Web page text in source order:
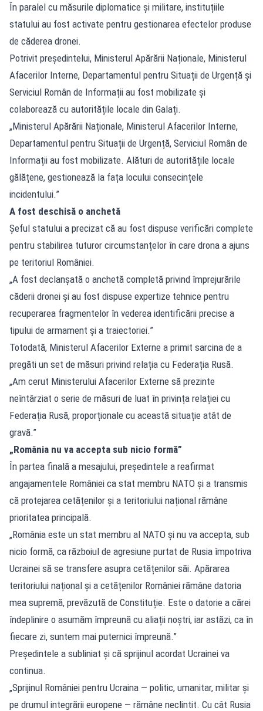
În paralel cu măsurile diplomatice și militare, instituțiile
statului au fost activate pentru gestionarea efectelor produse
de căderea dronei.
Potrivit președintelui, Ministerul Apărării Naționale, Ministerul
Afacerilor Interne, Departamentul pentru Situații de Urgență și
Serviciul Român de Informații au fost mobilizate și
colaborează cu autoritățile locale din Galați.
„Ministerul Apărării Naționale, Ministerul Afacerilor Interne,
Departamentul pentru Situații de Urgență, Serviciul Român de
Informații au fost mobilizate. Alături de autoritățile locale
gălățene, gestionează la fața locului consecințele
incidentului.”
A fost deschisă o anchetă
Șeful statului a precizat că au fost dispuse verificări complete
pentru stabilirea tuturor circumstanțelor în care drona a ajuns
pe teritoriul României.
„A fost declanșată o anchetă completă privind împrejurările
căderii dronei și au fost dispuse expertize tehnice pentru
recuperarea fragmentelor în vederea identificării precise a
tipului de armament și a traiectoriei.”
Totodată, Ministerul Afacerilor Externe a primit sarcina de a
pregăti un set de măsuri privind relația cu Federația Rusă.
„Am cerut Ministerului Afacerilor Externe să prezinte
neîntârziat o serie de măsuri de luat în privința relației cu
Federația Rusă, proporționale cu această situație atât de
gravă.”
„România nu va accepta sub nicio formă”
În partea finală a mesajului, președintele a reafirmat
angajamentele României ca stat membru NATO și a transmis
că protejarea cetățenilor și a teritoriului național rămâne
prioritatea principală.
„România este un stat membru al NATO și nu va accepta, sub
nicio formă, ca războiul de agresiune purtat de Rusia împotriva
Ucrainei să se transfere asupra cetățenilor săi. Apărarea
teritoriului național și a cetățenilor României rămâne datoria
mea supremă, prevăzută de Constituție. Este o datorie a cărei
îndeplinire o asumăm împreună cu aliații noștri, iar astăzi, ca în
fiecare zi, suntem mai puternici împreună.”
Președintele a subliniat și că sprijinul acordat Ucrainei va
continua.
„Sprijinul României pentru Ucraina — politic, umanitar, militar și
pe drumul integrării europene — rămâne neclintit. Cu cât Rusia